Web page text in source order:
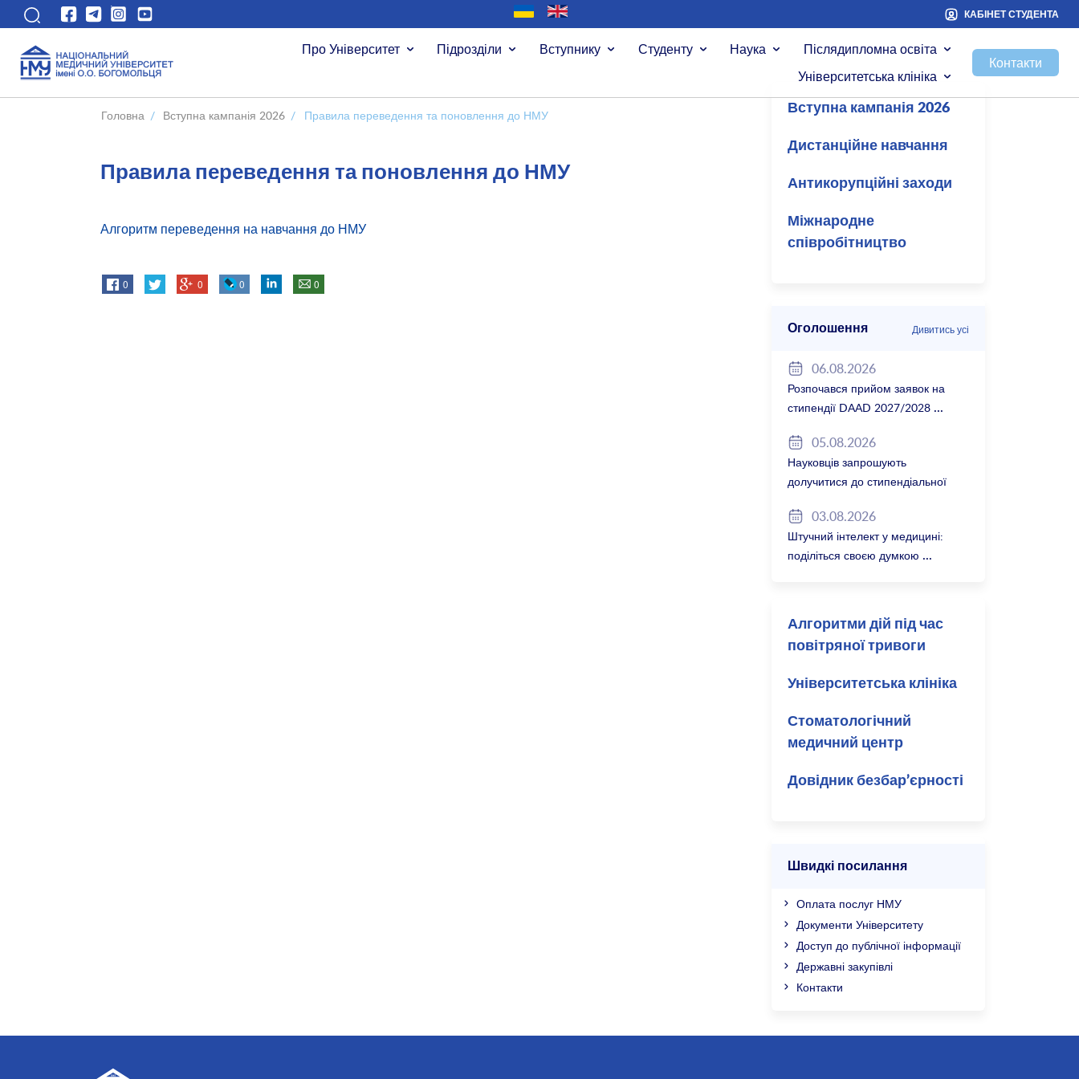
КАБІНЕТ СТУДЕНТА
Про Університет Підрозділи Вступнику Студенту Наука
Післядипломна освіта
Університетська клініка
Контакти
Головна / Вступна кампанія 2026 / Правила переведення та поновлення до НМУ
Правила переведення та поновлення до НМУ
Алгоритм переведення на навчання до НМУ
0 0 0 0
Вступна кампанія 2026
Дистанційне навчання
Антикорупційні заходи
Міжнародне
співробітництво
Оголошення Дивитись усі
06.08.2026
Розпочався прийом заявок на
стипендії DAAD 2027/2028
05.08.2026
Науковців запрошують
долучитися до стипендіальної
Баварія 2027/28
03.08.2026
Штучний інтелект у медицині:
поділіться своєю думкою
Алгоритми дій під час
повітряної тривоги
Університетська клініка
Стоматологічний
медичний центр
Довідник безбар’єрності
Швидкі посилання
Оплата послуг НМУ
Документи Університету
Доступ до публічної інформації
Державні закупівлі
Контакти